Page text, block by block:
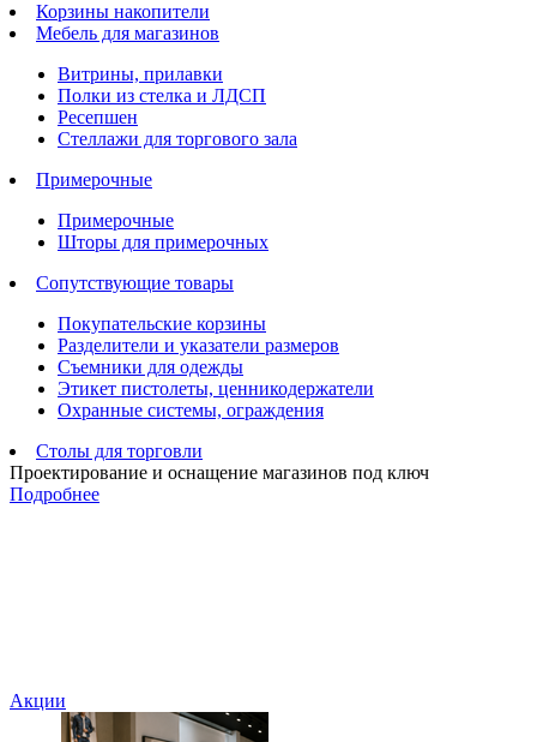
Корзины накопители
Мебель для магазинов
Витрины, прилавки
Полки из стелка и ЛДСП
Ресепшен
Стеллажи для торгового зала
Примерочные
Примерочные
Шторы для примерочных
Сопутствующие товары
Покупательские корзины
Разделители и указатели размеров
Съемники для одежды
Этикет пистолеты, ценникодержатели
Охранные системы, ограждения
Столы для торговли
Проектирование и оснащение магазинов под ключ
Подробнее
Акции